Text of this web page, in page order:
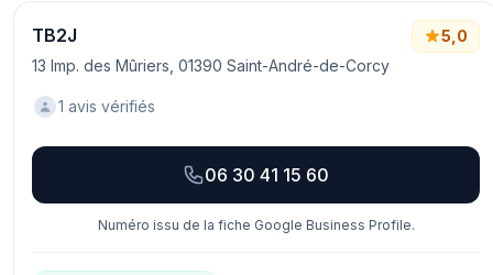
TB2J
13 Imp. des Mûriers, 01390 Saint-André-de-Corcy
5,0
1 avis vérifiés
06 30 41 15 60
Numéro issu de la fiche Google Business Profile.